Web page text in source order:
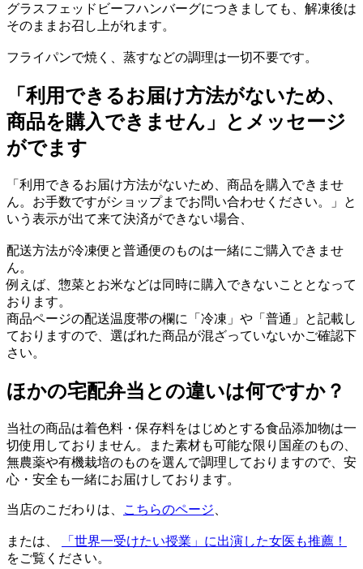
グラスフェッドビーフハンバーグにつきましても、解凍後は
そのままお召し上がれます。
フライパンで焼く、蒸すなどの調理は一切不要です。
「利用できるお届け方法がないため、
商品を購入できません」とメッセージ
がでます
「利用できるお届け方法がないため、商品を購入できませ
ん。お手数ですがショップまでお問い合わせください。」と
いう表示が出て来て決済ができない場合、
配送方法が冷凍便と普通便のものは一緒にご購入できませ
ん。
例えば、惣菜とお米などは同時に購入できないこととなって
おります。
商品ページの配送温度帯の欄に「冷凍」や「普通」と記載し
ておりますので、選ばれた商品が混ざっていないかご確認下
さい。
ほかの宅配弁当との違いは何ですか？
当社の商品は着色料・保存料をはじめとする食品添加物は一
切使用しておりません。また素材も可能な限り国産のもの、
無農薬や有機栽培のものを選んで調理しておりますので、安
心・安全も一緒にお届けしております。
当店のこだわりは、 こちらのページ
または、
「世界一受けたい授業」に出演した女医も推薦！
をご覧ください。